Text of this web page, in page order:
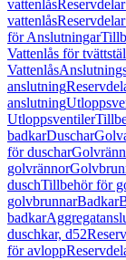
vattenlås
vattenlås
för Anslutningar
Vattenlås för
Vattenlås
anslutning
anslutning
Utloppsventiler
badkarDuschar
för duschar
golvrännor
duschTillbehör för
golvbrunnarBadkar
badkar
duschkar, d52
för avlopp